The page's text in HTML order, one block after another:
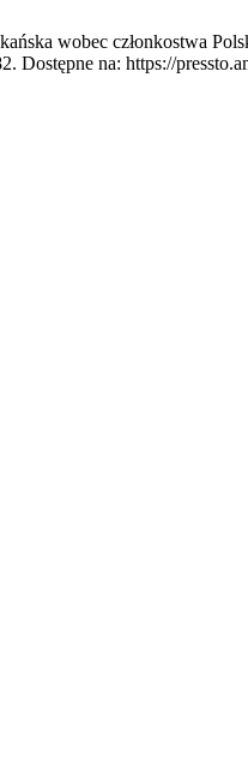
wobec członkostwa
Dostępne na: https://